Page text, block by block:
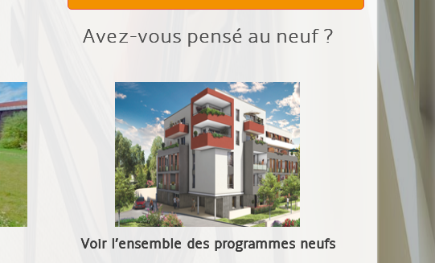
Avez-vous pensé au neuf ?
Voir l’ensemble des programmes neufs